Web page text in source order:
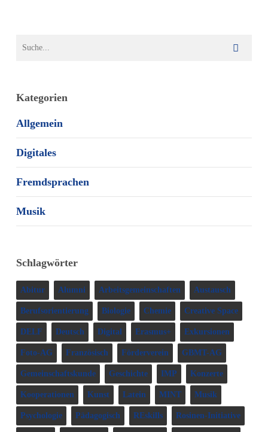
Kategorien
Allgemein
Digitales
Fremdsprachen
Musik
Schlagwörter
Abitur Alumni Arbeitsgemeinschaften Austausch
Berufsorientierung Biologie Chemie Creative Space
DELF Deutsch Digital Erasmus+ Exkursionen
Foto-AG Französisch Förderverein GBMT-AG
Gemeinschaftskunde Geschichte IMP Konzerte
Kooperationen Kunst Latein MINT Musik
Psychologie Pädagogisch REskills Rosinen-Initiative